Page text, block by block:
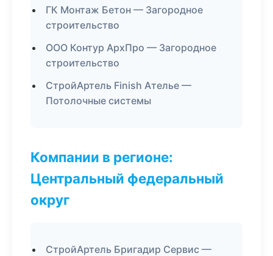
ГК Монтаж Бетон — Загородное
строительство
ООО Контур АрхПро — Загородное
строительство
СтройАртель Finish Ателье —
Потолочные системы
Компании в регионе:
Центральный федеральный
округ
СтройАртель Бригадир Сервис —